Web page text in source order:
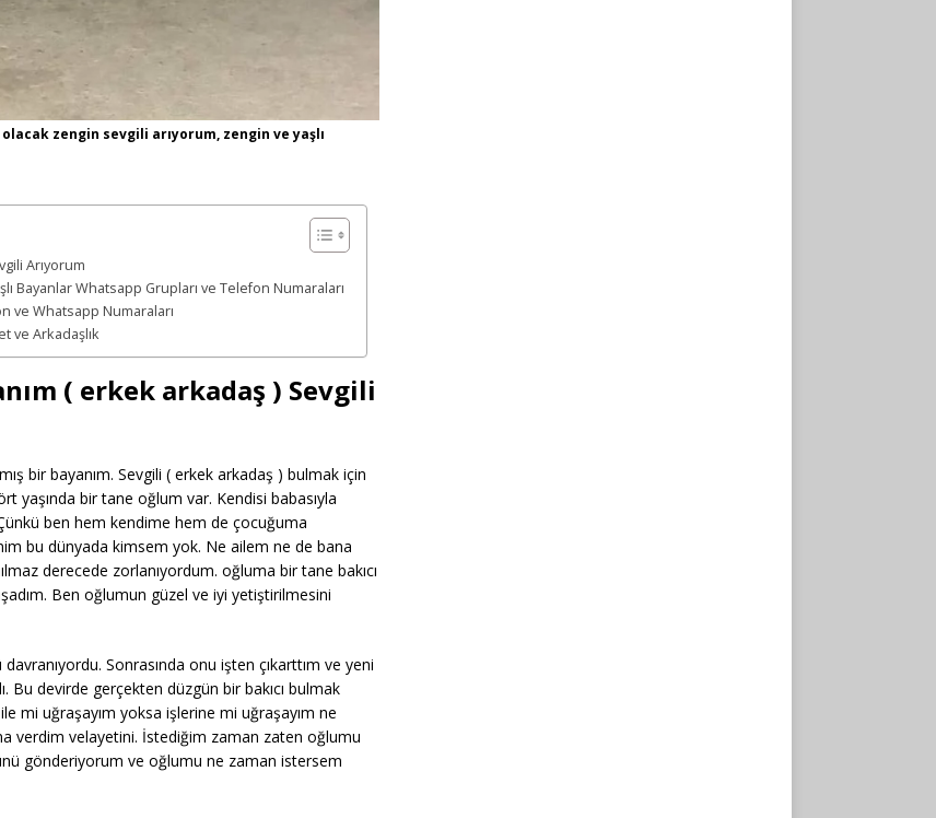
zengin sevgili arıyorum, zengin ve yaşlı
Arıyorum
Bayanlar Whatsapp Grupları ve Telefon Numaraları
ve Whatsapp Numaraları
ve Arkadaşlık
( erkek arkadaş ) Sevgili
bir bayanım. Sevgili ( erkek arkadaş ) bulmak için
yaşında bir tane oğlum var. Kendisi babasıyla
ben hem kendime hem de çocuğuma
bu dünyada kimsem yok. Ne ailem ne de bana
derecede zorlanıyordum. oğluma bir tane bakıcı
Ben oğlumun güzel ve iyi yetiştirilmesini
Sonrasında onu işten çıkarttım ve yeni
Bu devirde gerçekten düzgün bir bakıcı bulmak
mi uğraşayım yoksa işlerine mi uğraşayım ne
verdim velayetini. İstediğim zaman zaten oğlumu
gönderiyorum ve oğlumu ne zaman istersem